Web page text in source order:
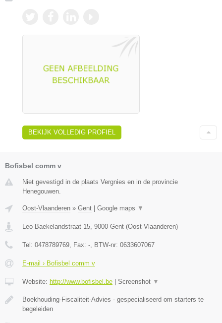
BEKIJK VOLLEDIG PROFIEL
Bofisbel comm v
Niet gevestigd in de plaats Vergnies en in de provincie
Henegouwen.
Oost-Vlaanderen » Gent Google maps ▼
Leo Baekelandstraat 15, 9000 Gent (Oost-Vlaanderen)
Tel: 0478789769, Fax: -, BTW-nr: 0633607067
E-mail › Bofisbel comm v
Website: http://www.bofisbel.be Screenshot ▼
Boekhouding-Fiscaliteit-Advies - gespecialiseerd om starters te
begeleiden